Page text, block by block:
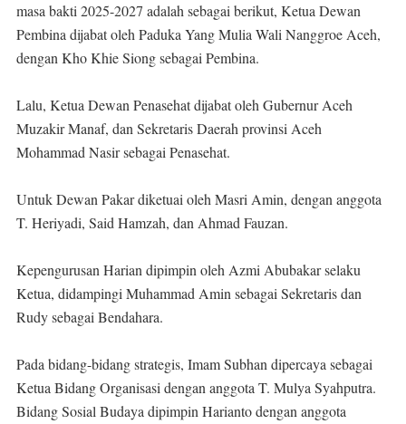
masa bakti 2025-2027 adalah sebagai berikut, Ketua Dewan
Pembina dijabat oleh Paduka Yang Mulia Wali Nanggroe Aceh,
dengan Kho Khie Siong sebagai Pembina.
Lalu, Ketua Dewan Penasehat dijabat oleh Gubernur Aceh
Muzakir Manaf, dan Sekretaris Daerah provinsi Aceh
Mohammad Nasir sebagai Penasehat.
Untuk Dewan Pakar diketuai oleh Masri Amin, dengan anggota
T. Heriyadi, Said Hamzah, dan Ahmad Fauzan.
Kepengurusan Harian dipimpin oleh Azmi Abubakar selaku
Ketua, didampingi Muhammad Amin sebagai Sekretaris dan
Rudy sebagai Bendahara.
Pada bidang-bidang strategis, Imam Subhan dipercaya sebagai
Ketua Bidang Organisasi dengan anggota T. Mulya Syahputra.
Bidang Sosial Budaya dipimpin Harianto dengan anggota